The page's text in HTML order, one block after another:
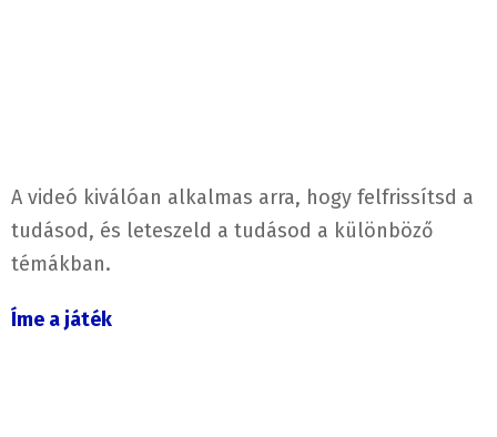
A videó kiválóan alkalmas arra, hogy felfrissítsd a
tudásod, és leteszeld a tudásod a különböző
témákban.
Íme a játék